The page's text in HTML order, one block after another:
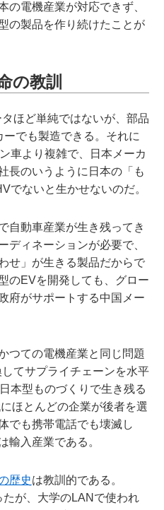
の電機産業が対応できず、
の製品を作り続けたことが
の教訓
ほど単純ではないが、部品
でも製造できる。それに
車より複雑で、日本メーカ
長のいうように日本の「も
でないと生かせないのだ。
自動車産業が生き残ってき
ディネーションが必要で、
せ」が生きる製品だからで
のEVを開発しても、グロー
府がサポートする中国メー
つての電機産業と同じ問題
てサプライチェーンを水平
本型ものづくりで生き残る
ほとんどの企業が後者を選
でも携帯電話でも壊滅し
輸入産業である。
歴史は教訓的である。
が、大学のLANで使われ